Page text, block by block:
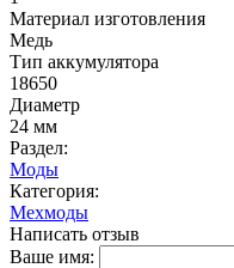
Материал изготовления
Медь
Тип аккумулятора
18650
Диаметр
24 мм
Раздел:
Моды
Категория:
Мехмоды
Написать отзыв
Ваше имя: